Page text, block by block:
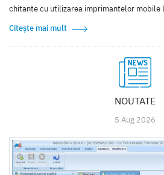
chitante cu utilizarea imprimantelor mobile
Citește mai mult
NOUTATE
5 Aug 2026